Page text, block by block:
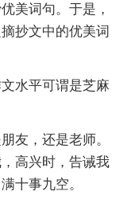
美词句。于是，
抄文中的优美词
水平可谓是芝麻
友，还是老师。
高兴时，告诫我
十事九空。